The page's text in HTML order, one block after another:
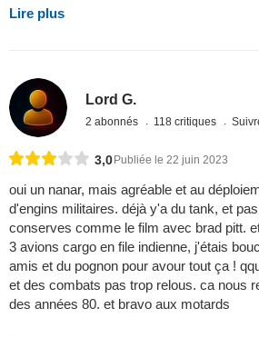
Lire plus
Lord G.
2 abonnés 118 critiques
3,0Publiée le 22 juin 2023
oui un nanar, mais agréable et au
d'engins militaires. déjà y'a du tank, et
conserves comme le film avec brad pitt.
3 avions cargo en file indienne, j'étais
amis et du pognon pour avour tout ça !
et des combats pas trop relous. ca nous
des années 80. et bravo aux motards